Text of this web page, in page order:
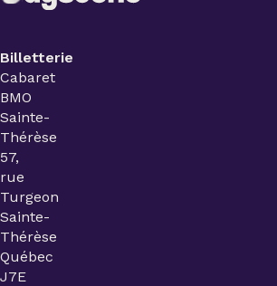
Billetterie
Cabaret
BMO
Sainte-
Thérèse
57,
rue
Turgeon
Sainte-
Thérèse
Québec
J7E